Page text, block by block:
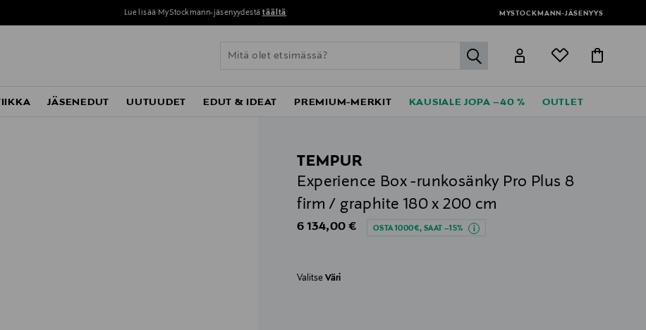
Lue lisää MyStockmann-jäsenyydestä täältä MYSTOCKMANN-JÄSENYYS
label.header.go
JÄSENEDUT UUTUUDET EDUT & IDEAT PREMIUM-MERKIT KAUSIALE JOPA –40 % OUTLET
TEMPUR
Experience Box -runkosänky Pro Plus 8
firm / graphite 180 x 200 cm
Original Price
6 134,00 € OSTA 1000€, SAAT –15%
ValitseVäri